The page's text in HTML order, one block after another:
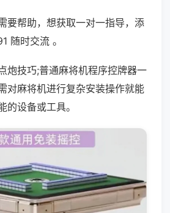
要帮助，想获取一对一指导，添
随时交流 。
炮技巧;普通麻将机程序控牌器一
对麻将机进行复杂安装操作就能
的设备或工具。